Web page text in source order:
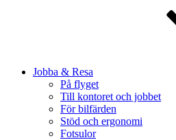
Jobba & Resa
På flyget
Till kontoret och jobbet
För bilfärden
Stöd och ergonomi
Fotsulor